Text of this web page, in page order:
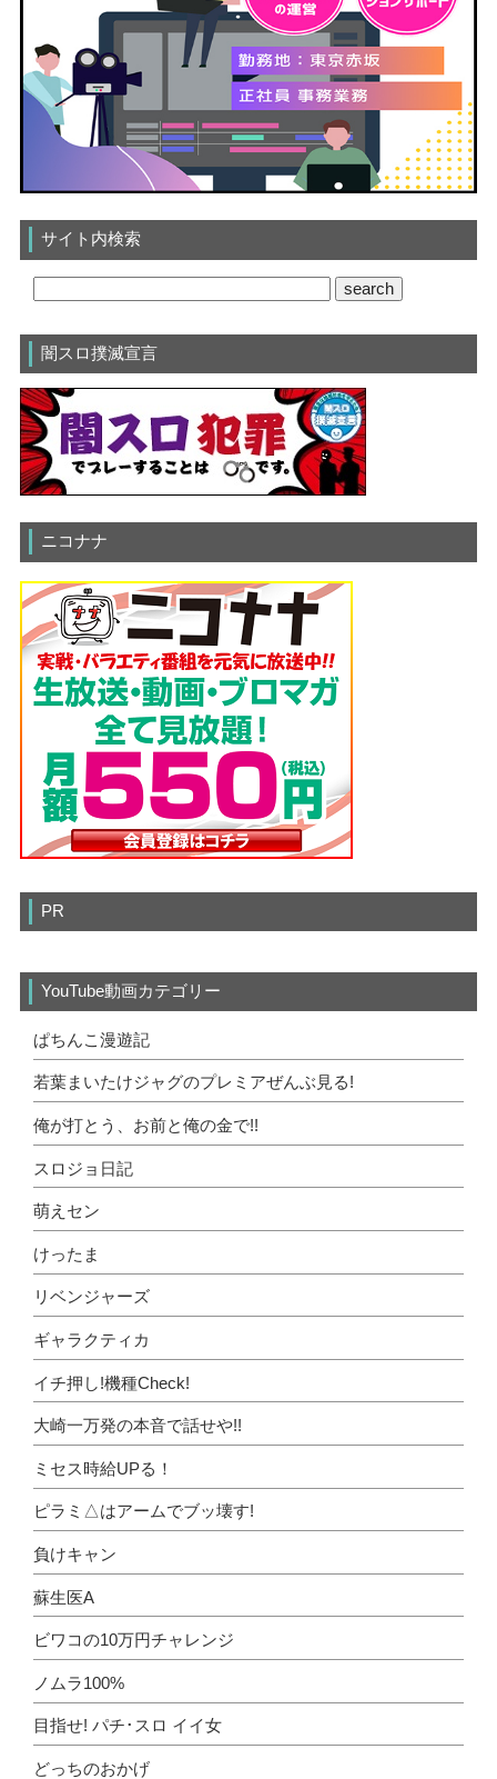
サイト内検索
闇スロ撲滅宣言
ニコナナ
PR
YouTube動画カテゴリー
ぱちんこ漫遊記
若葉まいたけジャグのプレミアぜんぶ見る!
俺が打とう、お前と俺の金で!!
スロジョ日記
萌えセン
けったま
リベンジャーズ
ギャラクティカ
イチ押し!機種Check!
大崎一万発の本音で話せや!!
ミセス時給UPる！
ピラミ△はアームでブッ壊す!
負けキャン
蘇生医A
ビワコの10万円チャレンジ
ノムラ100%
目指せ! パチ･スロ イイ女
どっちのおかげ